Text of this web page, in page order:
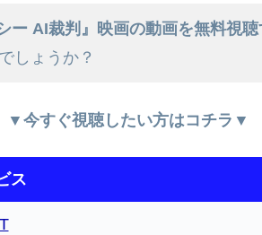
ー AI裁判』映画の動画を無料視
しょうか？
▼今すぐ視聴したい方はコチラ▼
ス